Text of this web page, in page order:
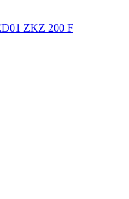
ZKZ 200 F